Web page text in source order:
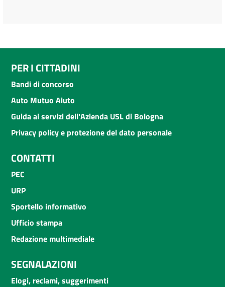
PER I CITTADINI
Bandi di concorso
Auto Mutuo Aiuto
Guida ai servizi dell'Azienda USL di Bologna
Privacy policy e protezione del dato personale
CONTATTI
PEC
URP
Sportello informativo
Ufficio stampa
Redazione multimediale
SEGNALAZIONI
Elogi, reclami, suggerimenti